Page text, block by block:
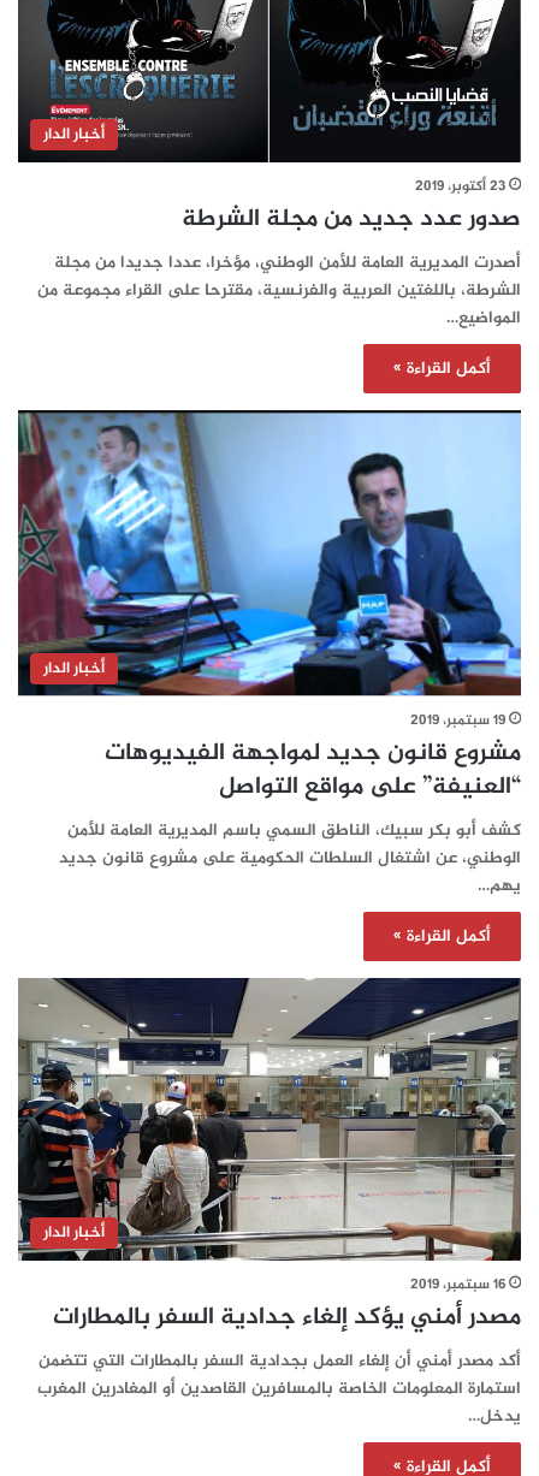
أخبار الدار
23 أكتوبر، 2019
صدور عدد جديد من مجلة الشرطة
أصدرت المديرية العامة للأمن الوطني، مؤخرا، عددا جديدا من مجلة
الشرطة، باللغتين العربية والفرنسية، مقترحا على القراء مجموعة من
المواضيع…
أكمل القراءة »
أخبار الدار
19 سبتمبر، 2019
مشروع قانون جديد لمواجهة الفيديوهات
“العنيفة” على مواقع التواصل
كشف أبو بكر سبيك، الناطق السمي باسم المديرية العامة للأمن
الوطني، عن اشتغال السلطات الحكومية على مشروع قانون جديد
يهم…
أكمل القراءة »
أخبار الدار
16 سبتمبر، 2019
مصدر أمني يؤكد إلغاء جدادية السفر بالمطارات
أكد مصدر أمني أن إلغاء العمل بجدادية السفر بالمطارات التي تتضمن
استمارة المعلومات الخاصة بالمسافرين القاصدين أو المغادرين المغرب
يدخل…
أكمل القراءة »